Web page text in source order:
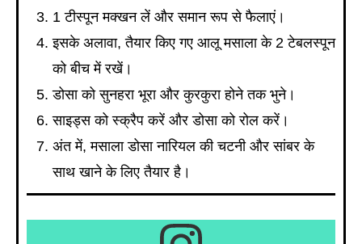
1 टीस्पून मक्खन लें और समान रूप से फैलाएं।
इसके अलावा, तैयार किए गए आलू मसाला के 2 टेबलस्पून
को बीच में रखें।
डोसा को सुनहरा भूरा और कुरकुरा होने तक भुने।
साइड्स को स्क्रैप करें और डोसा को रोल करें।
अंत में, मसाला डोसा नारियल की चटनी और सांबर के
साथ खाने के लिए तैयार है।